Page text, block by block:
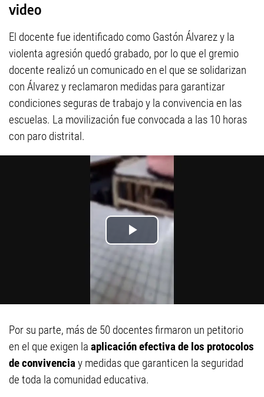
video
El docente fue identificado como Gastón Álvarez y la
violenta agresión quedó grabado, por lo que el gremio
docente realizó un comunicado en el que se solidarizan
con Álvarez y reclamaron medidas para garantizar
condiciones seguras de trabajo y la convivencia en las
escuelas. La movilización fue convocada a las 10 horas
con paro distrital.
Por su parte, más de 50 docentes firmaron un petitorio
en el que exigen la aplicación efectiva de los protocolos
de convivenciay medidas que garanticen la seguridad
de toda la comunidad educativa.